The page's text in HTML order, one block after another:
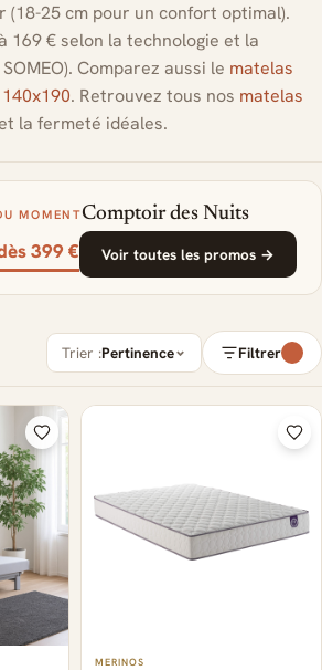
(18-25 cm pour un confort optimal).
169 € selon la technologie et la
SOMEO). Comparez aussi le matelas
. Retrouvez tous nos matelas
la fermeté idéales.
MOMENTComptoir des Nuits
399 € Voir toutes les promos →
Trier :Pertinence Filtrer
MERINOS